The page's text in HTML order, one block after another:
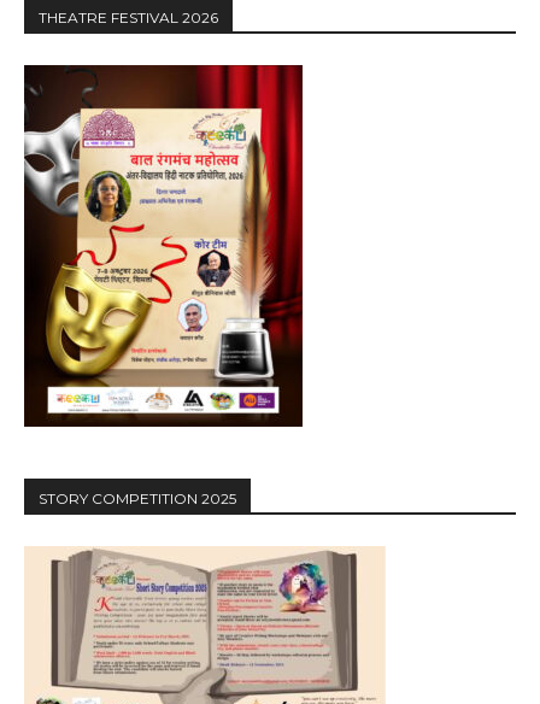
THEATRE FESTIVAL 2026
STORY COMPETITION 2025